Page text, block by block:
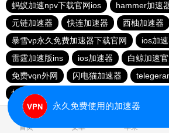
蚂蚁加速npv下载官网ios
hammer加速
元链加速器
快连加速器
西柚加速器
暴雪vp永久免费加速器下载官网
ios加
雷霆加速版ins
ios加速器 白鲸加速
免费vqn外网
闪电猫加速器
快连lets加速器
首页 安卓 苹果
永久免费使用的加速器